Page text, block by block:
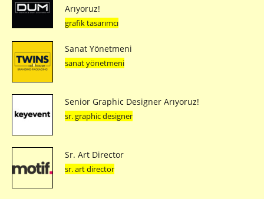
Arıyoruz!
grafik tasarımcı
Sanat Yönetmeni
sanat yönetmeni
Senior Graphic Designer Arıyoruz!
sr. graphic designer
Sr. Art Director
sr. art director